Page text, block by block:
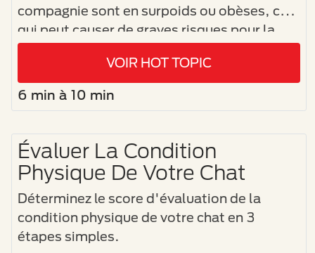
compagnie sont en surpoids ou obèses, ce
qui peut causer de graves risques pour la
santé. Cependant, de nombreux
propriétaires d'animaux de compagnie ne se
rendent pas compte que leur chien ou leur
animal à atteindre un poids de forme et à
mener une vie plus saine.
VOIR HOT TOPIC
6 min à 10 min
Évaluer La Condition
Physique De Votre Chat
Déterminez le score d'évaluation de la
condition physique de votre chat en 3
étapes simples.